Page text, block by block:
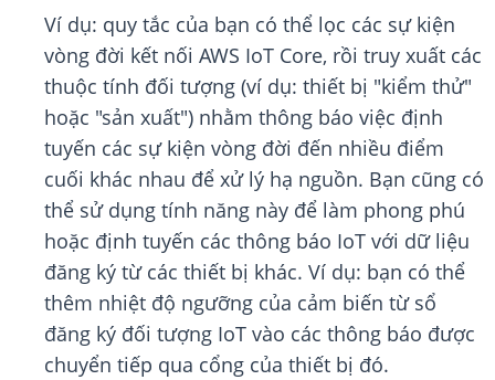
Ví dụ: quy tắc của bạn có thể lọc các sự kiện
vòng đời kết nối AWS IoT Core, rồi truy xuất các
thuộc tính đối tượng (ví dụ: thiết bị "kiểm thử"
hoặc "sản xuất") nhằm thông báo việc định
tuyến các sự kiện vòng đời đến nhiều điểm
cuối khác nhau để xử lý hạ nguồn. Bạn cũng có
thể sử dụng tính năng này để làm phong phú
hoặc định tuyến các thông báo IoT với dữ liệu
đăng ký từ các thiết bị khác. Ví dụ: bạn có thể
thêm nhiệt độ ngưỡng của cảm biến từ sổ
đăng ký đối tượng IoT vào các thông báo được
chuyển tiếp qua cổng của thiết bị đó.